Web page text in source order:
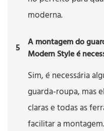
moderna.
5
A montagem do
Modern Style é
Sim, é necessária
guarda-roupa, mas
claras e todas as
facilitar a montagem.